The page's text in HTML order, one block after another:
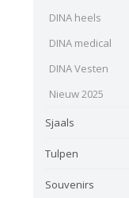
DINA heels
DINA medical
DINA Vesten
Nieuw 2025
Sjaals
Tulpen
Souvenirs